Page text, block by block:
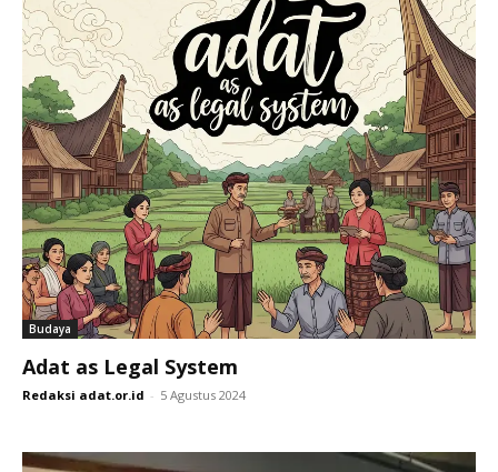
Budaya
Adat as Legal System
Redaksi adat.or.id - 5 Agustus 2024